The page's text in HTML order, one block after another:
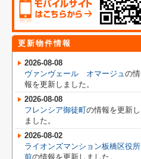
更新物件情報
2026-08-08
ヴァンヴェール オマージュの情
報を更新しました。
2026-08-08
フレンシア御徒町の情報を更新し
ました。
2026-08-02
ライオンズマンション板橋区役所
前の情報を更新しました。